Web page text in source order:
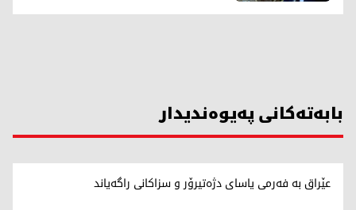
بابەتەکانی پەیوەندیدار
عێراق بە فەرمی یاسای دژەتیرۆر و سزاکانی راگەیاند